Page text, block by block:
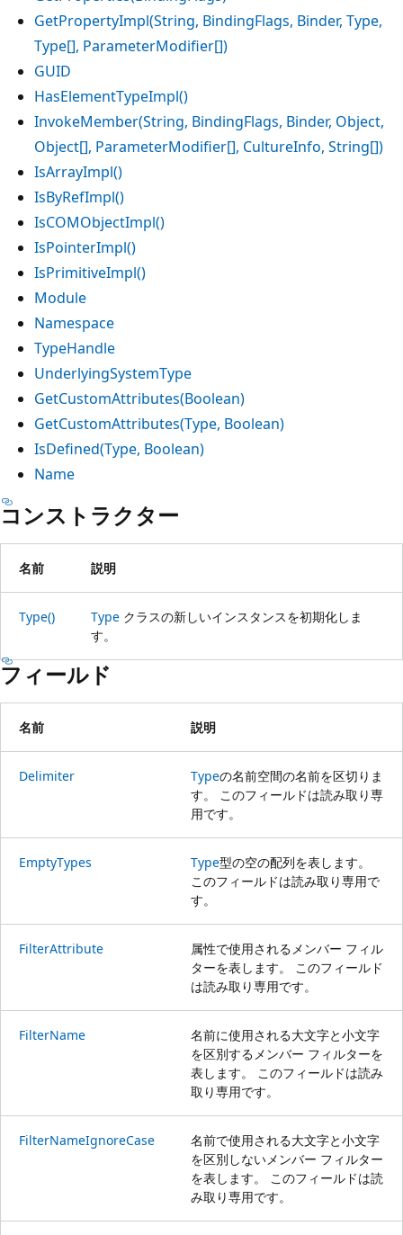
GetPropertyImpl(String, BindingFlags, Binder, Type,
Type[], ParameterModifier[])
GUID
HasElementTypeImpl()
InvokeMember(String, BindingFlags, Binder, Object,
Object[], ParameterModifier[], CultureInfo, String[])
IsArrayImpl()
IsByRefImpl()
IsCOMObjectImpl()
IsPointerImpl()
IsPrimitiveImpl()
Module
Namespace
TypeHandle
UnderlyingSystemType
GetCustomAttributes(Boolean)
GetCustomAttributes(Type, Boolean)
IsDefined(Type, Boolean)
Name
コンストラクター
名前 説明
Type() Type クラスの新しいインスタンスを初期化しま
す。
フィールド
名前 説明
Delimiter Typeの名前空間の名前を区切りま
す。 このフィールドは読み取り専
用です。
EmptyTypes Type型の空の配列を表します。
このフィールドは読み取り専用で
す。
FilterAttribute
属性で使用されるメンバー フィル
ターを表します。 このフィールド
は読み取り専用です。
FilterName
名前に使用される大文字と小文字
を区別するメンバー フィルターを
表します。 このフィールドは読み
取り専用です。
FilterNameIgnoreCase
名前で使用される大文字と小文字
を区別しないメンバー フィルター
を表します。 このフィールドは読
み取り専用です。